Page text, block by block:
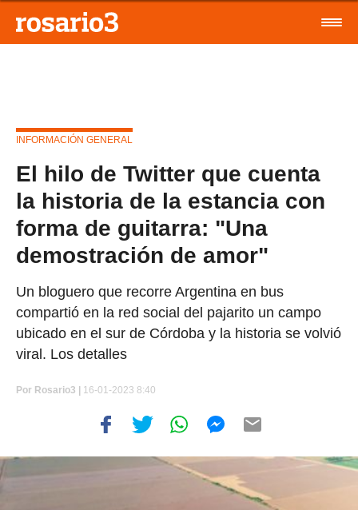
INFORMACIÓN GENERAL
El hilo de Twitter que cuenta
la historia de la estancia con
forma de guitarra: "Una
demostración de amor"
Un bloguero que recorre Argentina en bus
compartió en la red social del pajarito un campo
ubicado en el sur de Córdoba y la historia se volvió
viral. Los detalles
Por Rosario3 | 16-01-2023 8:40